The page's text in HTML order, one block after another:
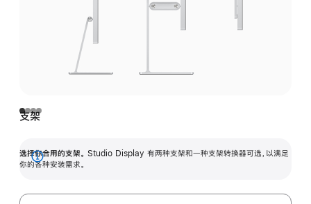
支架
选择你合用的支架。 Studio Display 有两种支架和一种支架转换器可选，以满足
你的各种安装需求。
展